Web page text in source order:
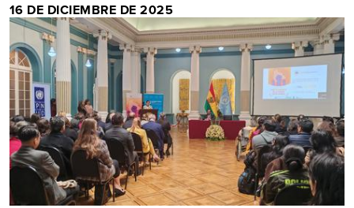
16 DE DICIEMBRE DE 2025